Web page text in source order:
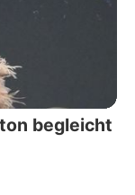
begleicht